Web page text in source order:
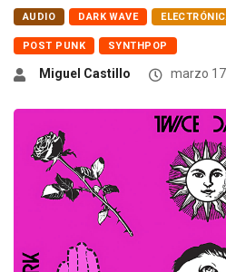
AUDIO DARK WAVE
POST PUNK SYNTHPOP
Miguel Castillo marzo